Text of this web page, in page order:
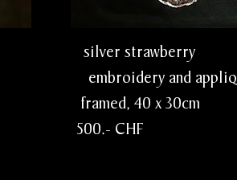
silver
embroidery and
framed, 40 x
500.- CHF